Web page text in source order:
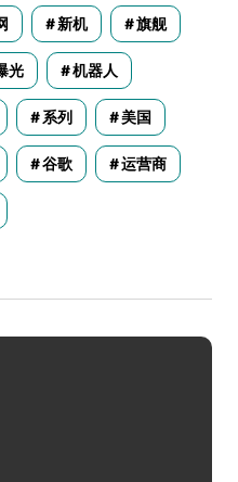
新机 旗舰
光 机器人
系列 美国
谷歌 运营商